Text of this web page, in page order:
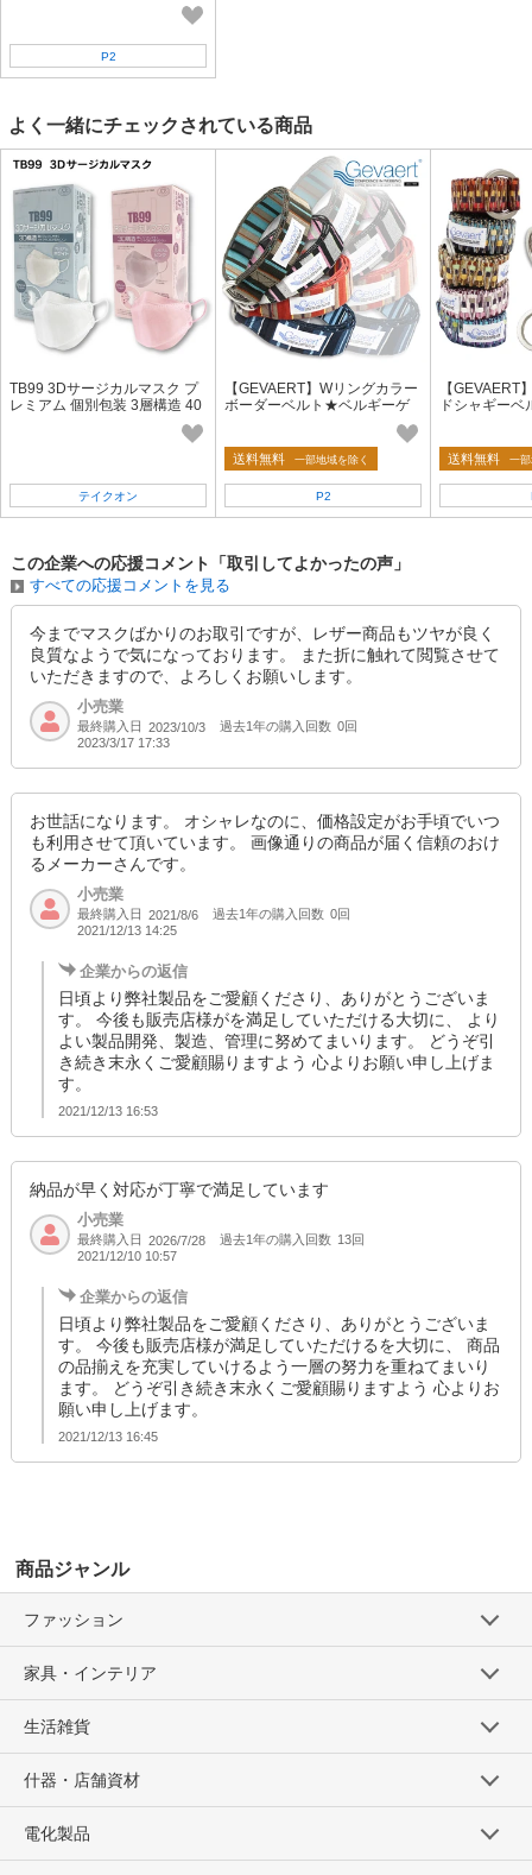
P2
よく一緒にチェックされている商品
TB99 3Dサージカルマスク プ
レミアム 個別包装 3層構造 40
枚入 米国規格ASTMレベル1 4
テイクオン
【GEVAERT】Wリングカラー
ボーダーベルト★ベルギーゲ
バルト社★日本製 おしゃれ サ
送料無料 一部地域を除く
P2
【GEVAERT
ドシャギー
送料無料 一
この企業への応援コメント「取引してよかったの声」
すべての応援コメントを見る
今までマスクばかりのお取引ですが、レザー商品もツヤが良く
良質なようで気になっております。 また折に触れて閲覧させて
いただきますので、よろしくお願いします。
小売業
最終購入日 2023/10/3 過去1年の購入回数 0回
2023/3/17 17:33
お世話になります。 オシャレなのに、価格設定がお手頃でいつ
も利用させて頂いています。 画像通りの商品が届く信頼のおけ
るメーカーさんです。
小売業
最終購入日 2021/8/6 過去1年の購入回数 0回
2021/12/13 14:25
企業からの返信
日頃より弊社製品をご愛顧くださり、ありがとうございま
す。 今後も販売店様がを満足していただける大切に、 より
よい製品開発、製造、管理に努めてまいります。 どうぞ引
き続き末永くご愛顧賜りますよう 心よりお願い申し上げま
す。
2021/12/13 16:53
納品が早く対応が丁寧で満足しています
小売業
最終購入日 2026/7/28 過去1年の購入回数 13回
2021/12/10 10:57
企業からの返信
日頃より弊社製品をご愛顧くださり、ありがとうございま
す。 今後も販売店様が満足していただけるを大切に、 商品
の品揃えを充実していけるよう一層の努力を重ねてまいり
ます。 どうぞ引き続き末永くご愛顧賜りますよう 心よりお
願い申し上げます。
2021/12/13 16:45
商品ジャンル
ファッション
家具・インテリア
生活雑貨
什器・店舗資材
電化製品